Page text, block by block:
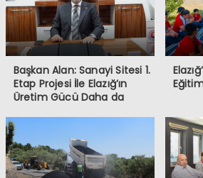
Başkan Alan: Sanayi Sitesi 1.
Etap Projesi İle Elazığ’ın
Üretim Gücü Daha da